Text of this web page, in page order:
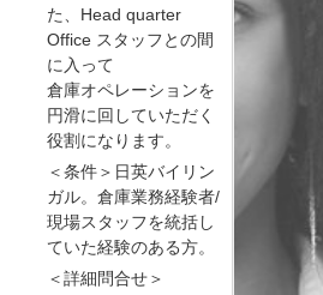
た、Head quarter
Office スタッフとの間
に入って
倉庫オペレーションを
円滑に回していただく
役割になります。
＜条件＞日英バイリン
ガル。倉庫業務経験者/
現場スタッフを統括し
ていた経験のある方。
＜詳細問合せ＞